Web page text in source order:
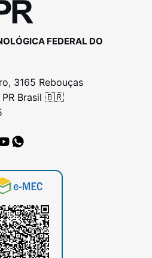
FEDERAL DO
3165 Rebouças
PR Brasil 🇧🇷